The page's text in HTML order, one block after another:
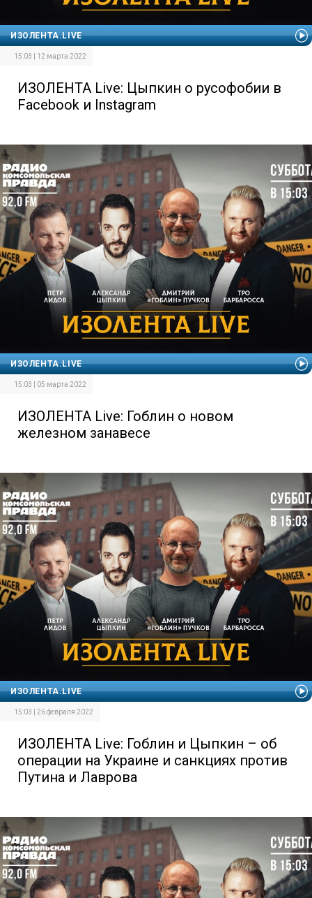
ИЗОЛЕНТА.LIVE
15:03 | 12 марта 2022
ИЗОЛЕНТА Live: Цыпкин о русофобии в
Facebook и Instagram
ИЗОЛЕНТА.LIVE
15:03 | 05 марта 2022
ИЗОЛЕНТА Live: Гоблин о новом
железном занавесе
ИЗОЛЕНТА.LIVE
15:03 | 26 февраля 2022
ИЗОЛЕНТА Live: Гоблин и Цыпкин – об
операции на Украине и санкциях против
Путина и Лаврова